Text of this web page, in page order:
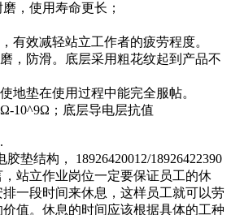
，使用寿命更长；
有效减轻站立工作者的疲劳程度。
，防滑。底层采用粗花纹起到产品不
地垫在使用过程中能完全服帖。
10^9Ω；底层导电层抗值
垫结构， 18926420012/18926422390
站立作业岗位一定要保证员工的休
一段时间来休息，这样员工就可以劳
值。休息的时间应该根据具体的工种